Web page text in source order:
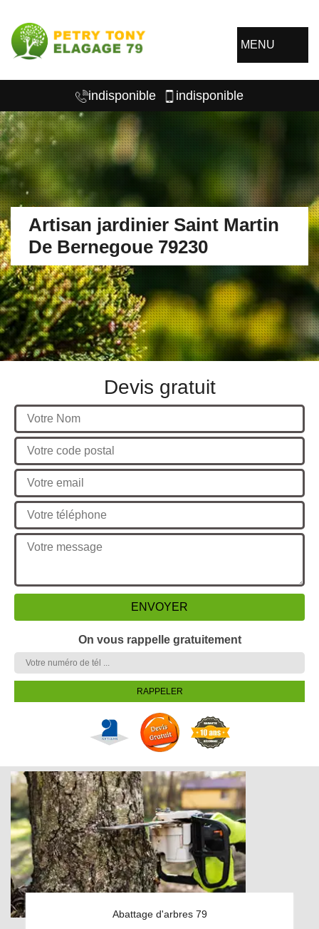
MENU
indisponible indisponible
Artisan jardinier Saint Martin
De Bernegoue 79230
Devis gratuit
On vous rappelle gratuitement
Abattage d'arbres 79